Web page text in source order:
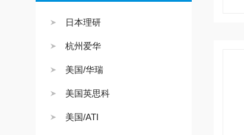
日本理研
杭州爱华
美国/华瑞
美国英思科
美国/ATI